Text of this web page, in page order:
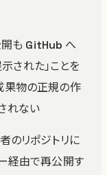
も GitHub へ
された」ことを
果物の正規の作
れない
のリポジトリに
経由で再公開す